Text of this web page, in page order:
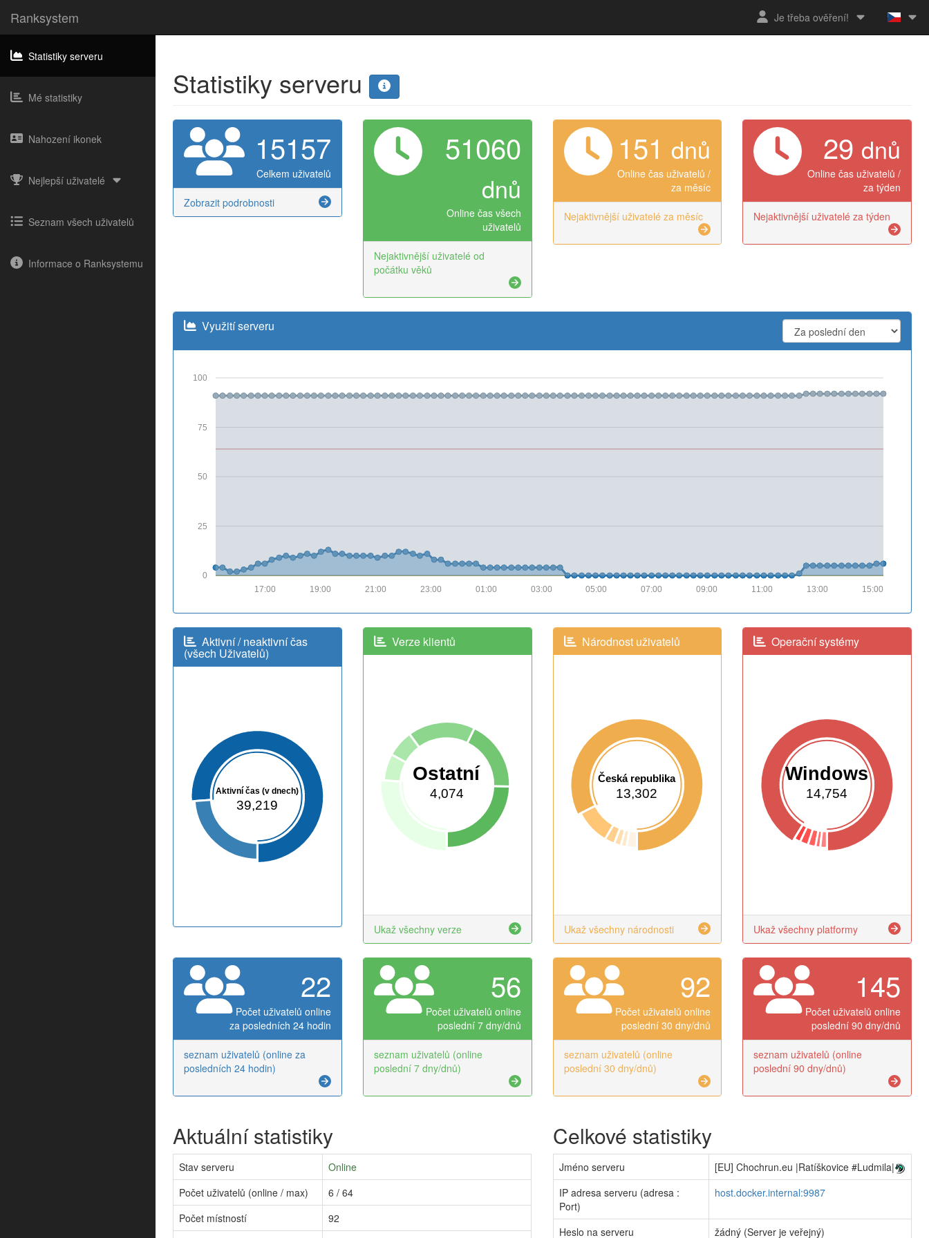
Ranksystem Je třeba ověření!
Statistiky serveru
Mé statistiky
Nahození ikonek
Nejlepší uživatelé
Seznam všech uživatelů
Informace o Ranksystemu
Statistiky serveru
15157
Celkem uživatelů
Zobrazit podrobnosti
51060
dnů
Online čas všech
uživatelů
Nejaktivnější uživatelé od
počátku věků
151 dnů
Online čas uživatelů /
za měsíc
Nejaktivnější uživatelé za měsíc
29 dnů
Online čas uživatelů /
za týden
Nejaktivnější uživatelé za týden
Využití serveru
0
25
50
75
100
15:00
13:00
11:00
09:00
07:00
05:00
03:00
01:00
23:00
21:00
19:00
17:00
Aktivní / neaktivní čas
(všech Uživatelů)
Aktivní čas (v dnech)
39,219
Verze klientů
Ostatní
4,074
Ukaž všechny verze
Národnost uživatelů
Česká republika
13,302
Ukaž všechny národnosti
Operační systémy
Windows
14,754
Ukaž všechny platformy
22
Počet uživatelů online
za posledních 24 hodin
seznam uživatelů (online za
posledních 24 hodin)
56
Počet uživatelů online
poslední 7 dny/dnů
seznam uživatelů (online
poslední 7 dny/dnů)
92
Počet uživatelů online
poslední 30 dny/dnů
seznam uživatelů (online
poslední 30 dny/dnů)
145
Počet uživatelů online
poslední 90 dny/dnů
seznam uživatelů (online
poslední 90 dny/dnů)
Aktuální statistiky
Stav serveru
Online
Počet uživatelů (online / max)
6 / 64
Počet místností
92
Celkové statistiky
Jméno serveru
[EU] Chochrun.eu |Ratíškovice #Ludmila|
IP adresa serveru (adresa :
Port)
host.docker.internal:9987
Heslo na serveru žádný (Server je veřejný)